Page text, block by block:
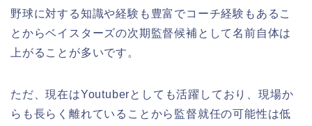
野球に対する知識や経験も豊富でコーチ経験もあるこ
とからベイスターズの次期監督候補として名前自体は
上がることが多いです。
ただ、現在はYoutuberとしても活躍しており、現場か
らも長らく離れていることから監督就任の可能性は低